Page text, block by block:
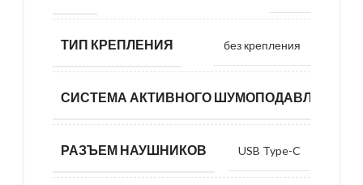
ТИП КРЕПЛЕНИЯ без крепления
СИСТЕМА АКТИВНОГО ШУМОПОДАВЛЕНИЯ
РАЗЪЕМ НАУШНИКОВ USB Type-C